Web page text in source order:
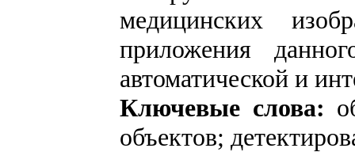
медицинских
приложения
автоматической и
Ключевые слова:
объектов;